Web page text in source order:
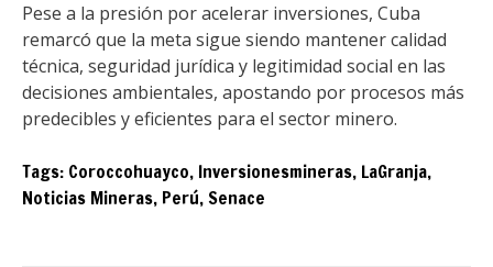
Pese a la presión por acelerar inversiones, Cuba
remarcó que la meta sigue siendo mantener calidad
técnica, seguridad jurídica y legitimidad social en las
decisiones ambientales, apostando por procesos más
predecibles y eficientes para el sector minero.
Tags: Coroccohuayco, Inversionesmineras, LaGranja,
Noticias Mineras, Perú,Senace